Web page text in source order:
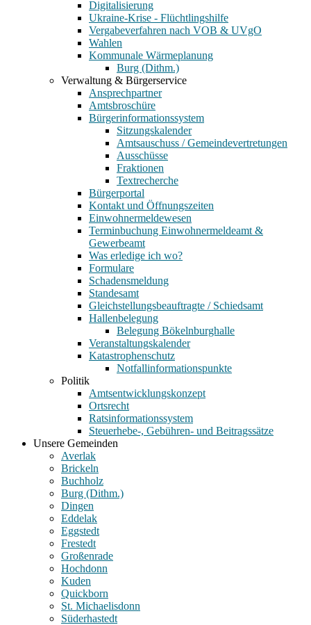
Digitalisierung
Ukraine-Krise - Flüchtlingshilfe
Vergabeverfahren nach VOB & UVgO
Wahlen
Kommunale Wärmeplanung
Burg (Dithm.)
Verwaltung & Bürgerservice
Ansprechpartner
Amtsbroschüre
Bürgerinformationssystem
Sitzungskalender
Amtsauschuss / Gemeindevertretungen
Ausschüsse
Fraktionen
Textrecherche
Bürgerportal
Kontakt und Öffnungszeiten
Einwohnermeldewesen
Terminbuchung Einwohnermeldeamt &
Gewerbeamt
Was erledige ich wo?
Formulare
Schadensmeldung
Standesamt
Gleichstellungsbeauftragte / Schiedsamt
Hallenbelegung
Belegung Bökelnburghalle
Veranstaltungskalender
Katastrophenschutz
Notfallinformationspunkte
Politik
Amtsentwicklungskonzept
Ortsrecht
Ratsinformationssystem
Steuerhebe-, Gebühren- und Beitragssätze
Unsere Gemeinden
Averlak
Brickeln
Buchholz
Burg (Dithm.)
Dingen
Eddelak
Eggstedt
Frestedt
Großenrade
Hochdonn
Kuden
Quickborn
St. Michaelisdonn
Süderhastedt